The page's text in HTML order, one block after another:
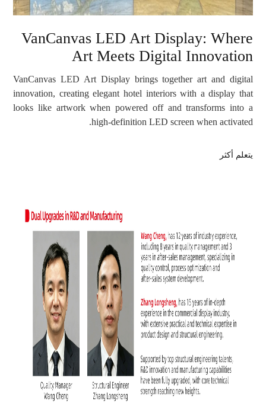
VanCanvas LED Art Display: Where
Art Meets Digital Innovation
VanCanvas LED Art Display brings together art and digital
innovation, creating elegant hotel interiors with a display that
looks like artwork when powered off and transforms into a
high-definition LED screen when activated.
يتعلم أكثر